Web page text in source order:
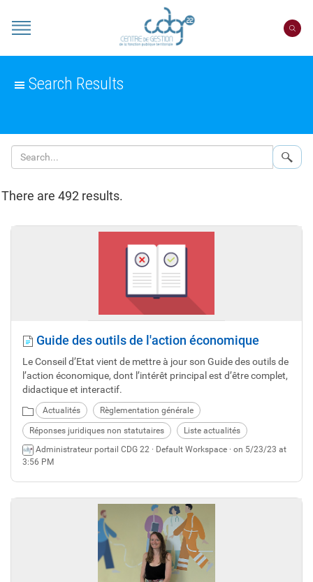
CDG
22
Search Results
There are 492 results.
Guide des outils de l'action économique
Le Conseil d’Etat vient de mettre à jour son Guide des outils de
l’action économique, dont l’intérêt principal est d’être complet,
didactique et interactif.
Actualités Règlementation générale
Réponses juridiques non statutaires
Liste actualités
Administrateur portail CDG 22 · Default Workspace · on 5/23/23 at
3:56 PM